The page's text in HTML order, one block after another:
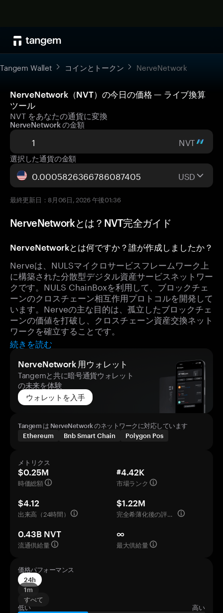
Tangem Wallet コインとトークン NerveNetwork
NerveNetwork（NVT）の今日の価格 — ライブ換算
ツール
NVT をあなたの通貨に変換
NerveNetwork の金額
NVT
選択した通貨の金額
USD
最終更新日：8月06日, 2026 午後01:36
NerveNetworkとは？NVT完全ガイド
NerveNetworkとは何ですか？誰が作成しましたか？
Nerveは、NULSマイクロサービスフレームワーク上
に構築された分散型デジタル資産サービスネットワー
クです。NULS ChainBoxを利用して、ブロックチェ
ーンのクロスチェーン相互作用プロトコルを開発して
います。Nerveの主な目的は、孤立したブロックチェ
ーンの価値を打破し、クロスチェーン資産交換ネット
ワークを確立することです。
続きを読む
NerveNetwork 用ウォレット
Tangemと共に暗号通貨ウォレット
の未来を体験
ウォレットを入手
Tangem は NerveNetwork のネットワークに対応しています
Ethereum
Bnb Smart Chain Polygon Pos
メトリクス
$0.25M
時価総額
#4.42K
市場ランク
$4.12
出来高（24時間）
$1.22M
完全希薄化後の評価額
0.43B NVT
流通供給量
∞
最大供給量
価格パフォーマンス
24h
1m
すべて
低い
高い